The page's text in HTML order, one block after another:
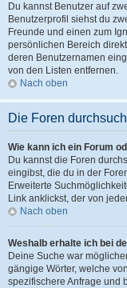
Du kannst Benutzer auf
Benutzerprofil siehst du
Freunde und einen zum
persönlichen Bereich
deren Benutzernamen
von den Listen entfernen.
Nach oben
Die Foren
Wie kann ich ein Forum
Du kannst die Foren
eingibst, die du in der
Erweiterte
Link anklickst, der von
Nach oben
Weshalb erhalte ich bei
Deine Suche war
gängige Wörter, welche
spezifischere Anfrage und